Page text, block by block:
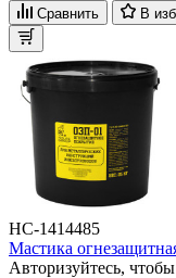
Сравнить В
НС-1414485
Мастика
Авторизуйтесь,